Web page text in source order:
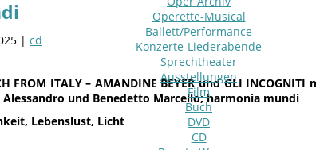
Operette-Musical
Ballett/Performance
Konzerte-Liederabende
Sprechtheater
Ausstellungen
Film
Buch
DVD
CD
| cd
FROM ITALY – AMANDINE BEYER und GLI
Alessandro und Benedetto Marcello; harmonia mundi
Lebenslust, Licht